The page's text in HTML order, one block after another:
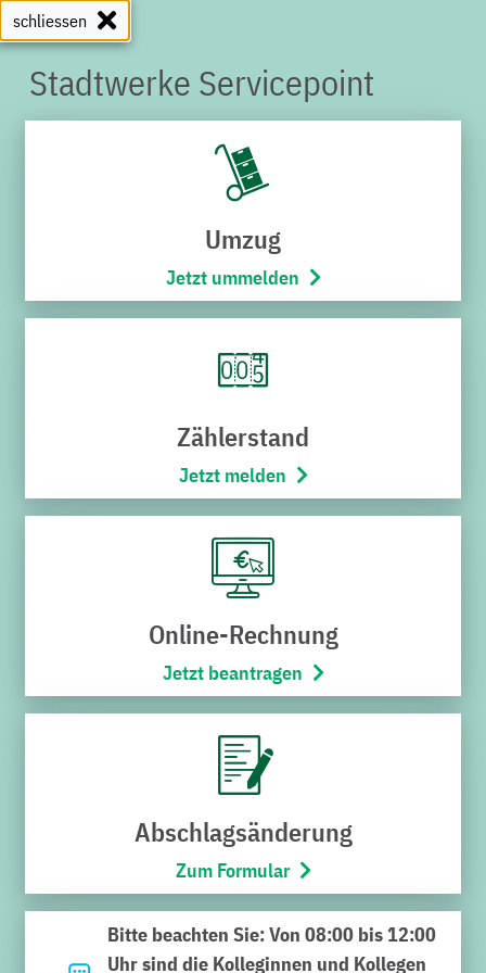
Kategorie:Aktuelles, Stadtwerke
30. März 2026
Turnusgemäßer Austausch
von rund 4.000
Stromzählern
Bisherige Zähler werden durch moderne
schliessen
Stadtwerke Servicepoint
Umzug
Jetzt ummelden
Zählerstand
Jetzt melden
Online-Rechnung
Jetzt beantragen
Abschlagsänderung
Zum Formular
Bitte beachten Sie: Von 08:00 bis 12:00
Uhr sind die Kolleginnen und Kollegen